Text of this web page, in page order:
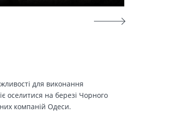
для виконання
оселитися на березі Чорного
компаній Одеси.